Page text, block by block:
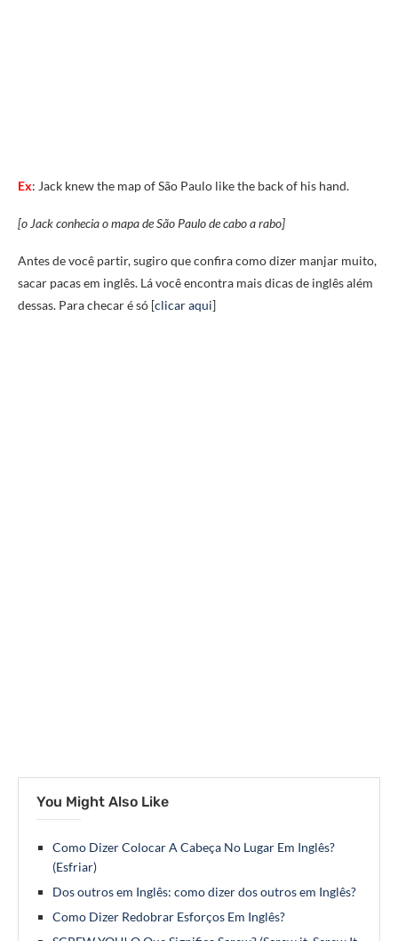
Ex: Jack knew the map of São Paulo like the back of his hand.
[o Jack conhecia o mapa de São Paulo de cabo a rabo]
Antes de você partir, sugiro que confira como dizer manjar muito,
sacar pacas em inglês. Lá você encontra mais dicas de inglês além
dessas. Para checar é só [clicar aqui]
You Might Also Like
Como Dizer Colocar A Cabeça No Lugar Em Inglês?
(Esfriar)
Dos outros em Inglês: como dizer dos outros em Inglês?
Como Dizer Redobrar Esforços Em Inglês?